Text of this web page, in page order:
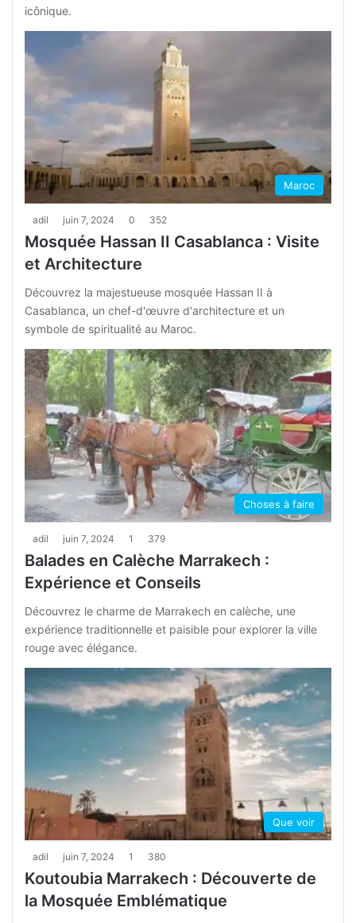
icônique.
Maroc
adil juin 7, 2024 0 352
Mosquée Hassan II Casablanca : Visite
et Architecture
Découvrez la majestueuse mosquée Hassan II à
Casablanca, un chef-d'œuvre d'architecture et un
symbole de spiritualité au Maroc.
Choses à faire
adil juin 7, 2024 1 379
Balades en Calèche Marrakech :
Expérience et Conseils
Découvrez le charme de Marrakech en calèche, une
expérience traditionnelle et paisible pour explorer la ville
rouge avec élégance.
Que voir
adil juin 7, 2024 1 380
Koutoubia Marrakech : Découverte de
la Mosquée Emblématique